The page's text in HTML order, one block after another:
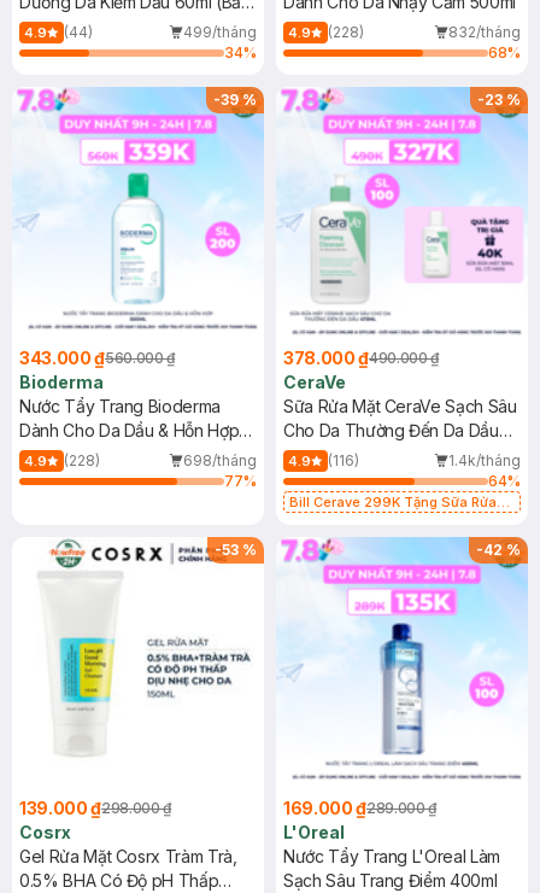
Mới)
4.9 (44)
499/tháng
34%
4.9 (228)
832/tháng
68%
-39%
343.000 ₫560.000 ₫
Bioderma
Nước Tẩy Trang Bioderma
Dành Cho Da Dầu & Hỗn Hợp
500ml
4.9 (228)
698/tháng
77%
-23%
378.000 ₫490.000 ₫
CeraVe
Sữa Rửa Mặt CeraVe Sạch Sâu
Cho Da Thường Đến Da Dầu
473ml
4.9 (116)
1.4k/tháng
64%
Bill Cerave 299K Tặng Sữa Rửa
-53 %
139.000 ₫298.000 ₫
Cosrx
Gel Rửa Mặt Cosrx Tràm Trà,
0.5% BHA Có Độ pH Thấp
-42%
169.000 ₫289.000 ₫
L'Oreal
Nước Tẩy Trang L'Oreal Làm
Sạch Sâu Trang Điểm 400ml